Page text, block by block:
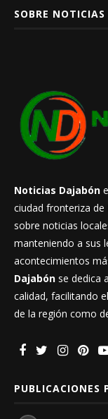
SOBRE
Noticias Dajabón
ciudad fronteriza de
sobre noticias
manteniendo a sus
acontecimientos
Dajabón se dedica
calidad, facilitando
de la región como
PUBLICACIONES